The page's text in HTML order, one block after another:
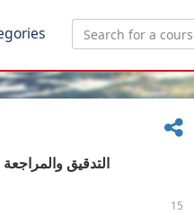
التدقيق والمراجعة
15